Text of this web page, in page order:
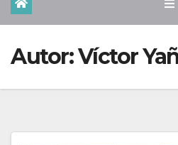
Autor:Víctor